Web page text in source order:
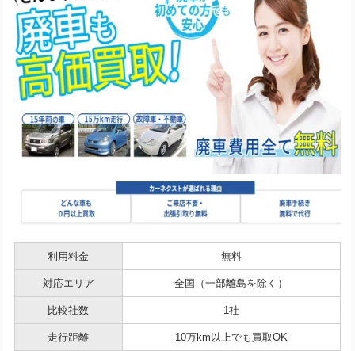
利用料金 無料
対応エリア 全国（一部離島を除く）
比較社数 1社
走行距離 10万km以上でも買取OK